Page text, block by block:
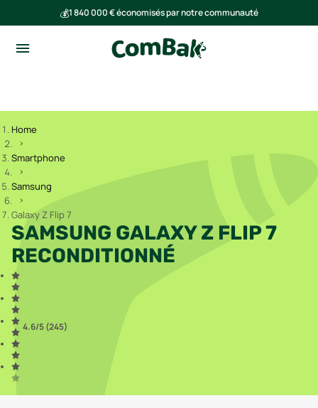
💰1 840 000 € économisés par notre communauté
Home
Smartphone
Samsung
Galaxy Z Flip 7
SAMSUNG GALAXY Z FLIP 7
RECONDITIONNÉ
4.6/5 (245)